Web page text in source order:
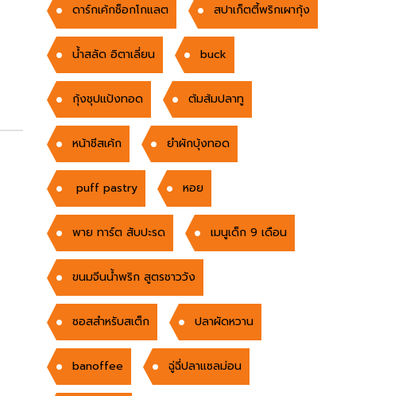
ดาร์กเค้กช็อกโกแลต สปาเก็ตตี้พริกเผากุ้ง
น้ำสลัด อิตาเลี่ยน buck
กุ้งชุปแป้งทอด ต้มส้มปลาทู
หน้าชีสเค้ก ยำผักบุ้งทอด
puff pastry หอย
พาย ทาร์ต สับปะรด เมนูเด็ก 9 เดือน
ขนมจีนน้ำพริก สูตรชาววัง
ซอสสำหรับสเต็ก ปลาผัดหวาน
banoffee ฉู่ฉี่ปลาแซลม่อน